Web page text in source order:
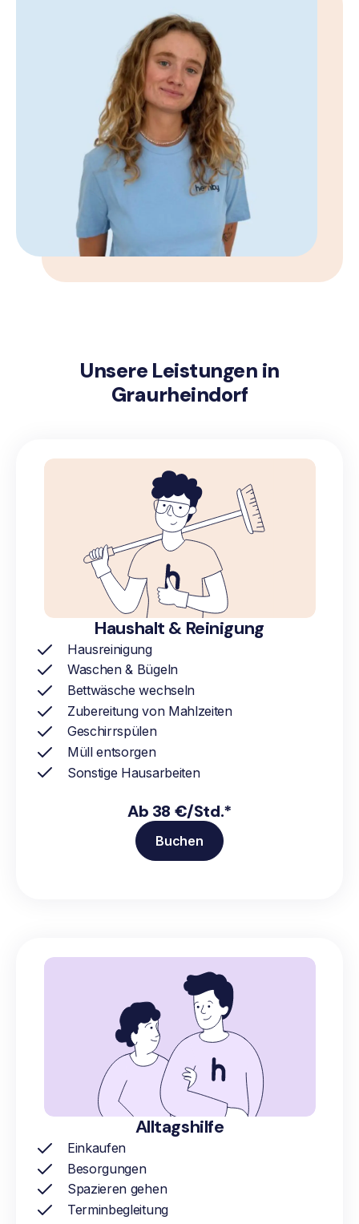
Unsere Leistungen in
Graurheindorf
Haushalt & Reinigung
Hausreinigung
Waschen & Bügeln
Bettwäsche wechseln
Zubereitung von Mahlzeiten
Geschirrspülen
Müll entsorgen
Sonstige Hausarbeiten
Ab 38 €/Std.*
Buchen
Alltagshilfe
Einkaufen
Besorgungen
Spazieren gehen
Terminbegleitung